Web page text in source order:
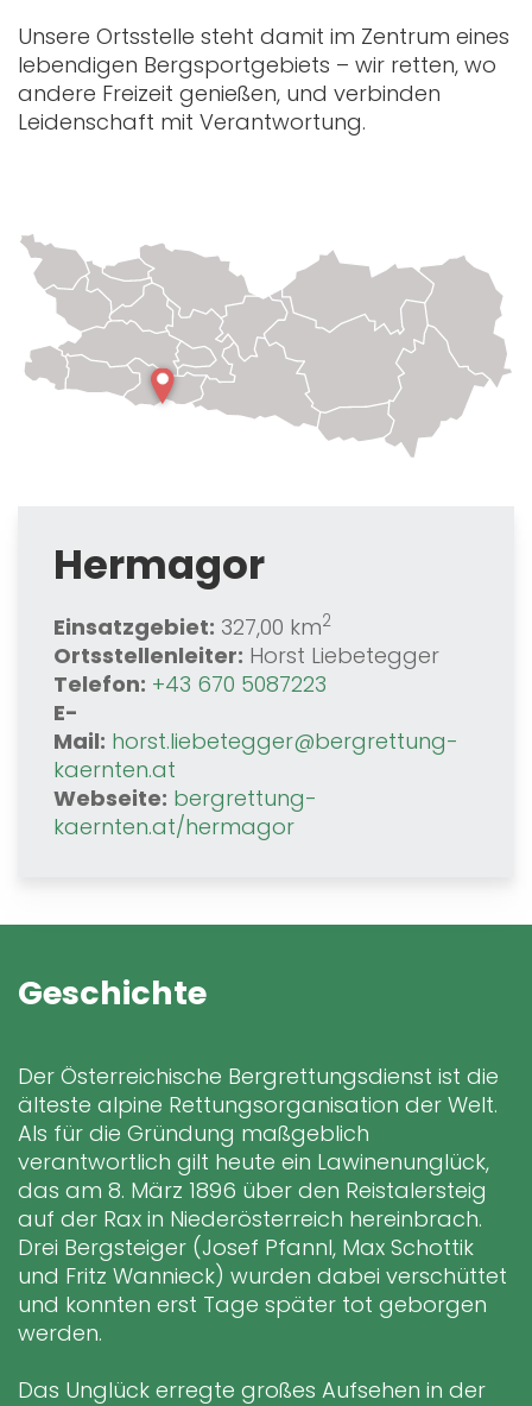
Unsere Ortsstelle steht damit im Zentrum eines
lebendigen Bergsportgebiets – wir retten, wo
andere Freizeit genießen, und verbinden
Leidenschaft mit Verantwortung.
Hermagor
Einsatzgebiet: 327,00 km2
Ortsstellenleiter: Horst Liebetegger
Telefon: +43 670 5087223
E-
Mail: horst.liebetegger@bergrettung-
kaernten.at
Webseite: bergrettung-
kaernten.at/hermagor
Geschichte
Der Österreichische Bergrettungsdienst ist die
älteste alpine Rettungsorganisation der Welt.
Als für die Gründung maßgeblich
verantwortlich gilt heute ein Lawinenunglück,
das am 8. März 1896 über den Reistalersteig
auf der Rax in Niederösterreich hereinbrach.
Drei Bergsteiger (Josef Pfannl, Max Schottik
und Fritz Wannieck) wurden dabei verschüttet
und konnten erst Tage später tot geborgen
werden.
Das Unglück erregte großes Aufsehen in der